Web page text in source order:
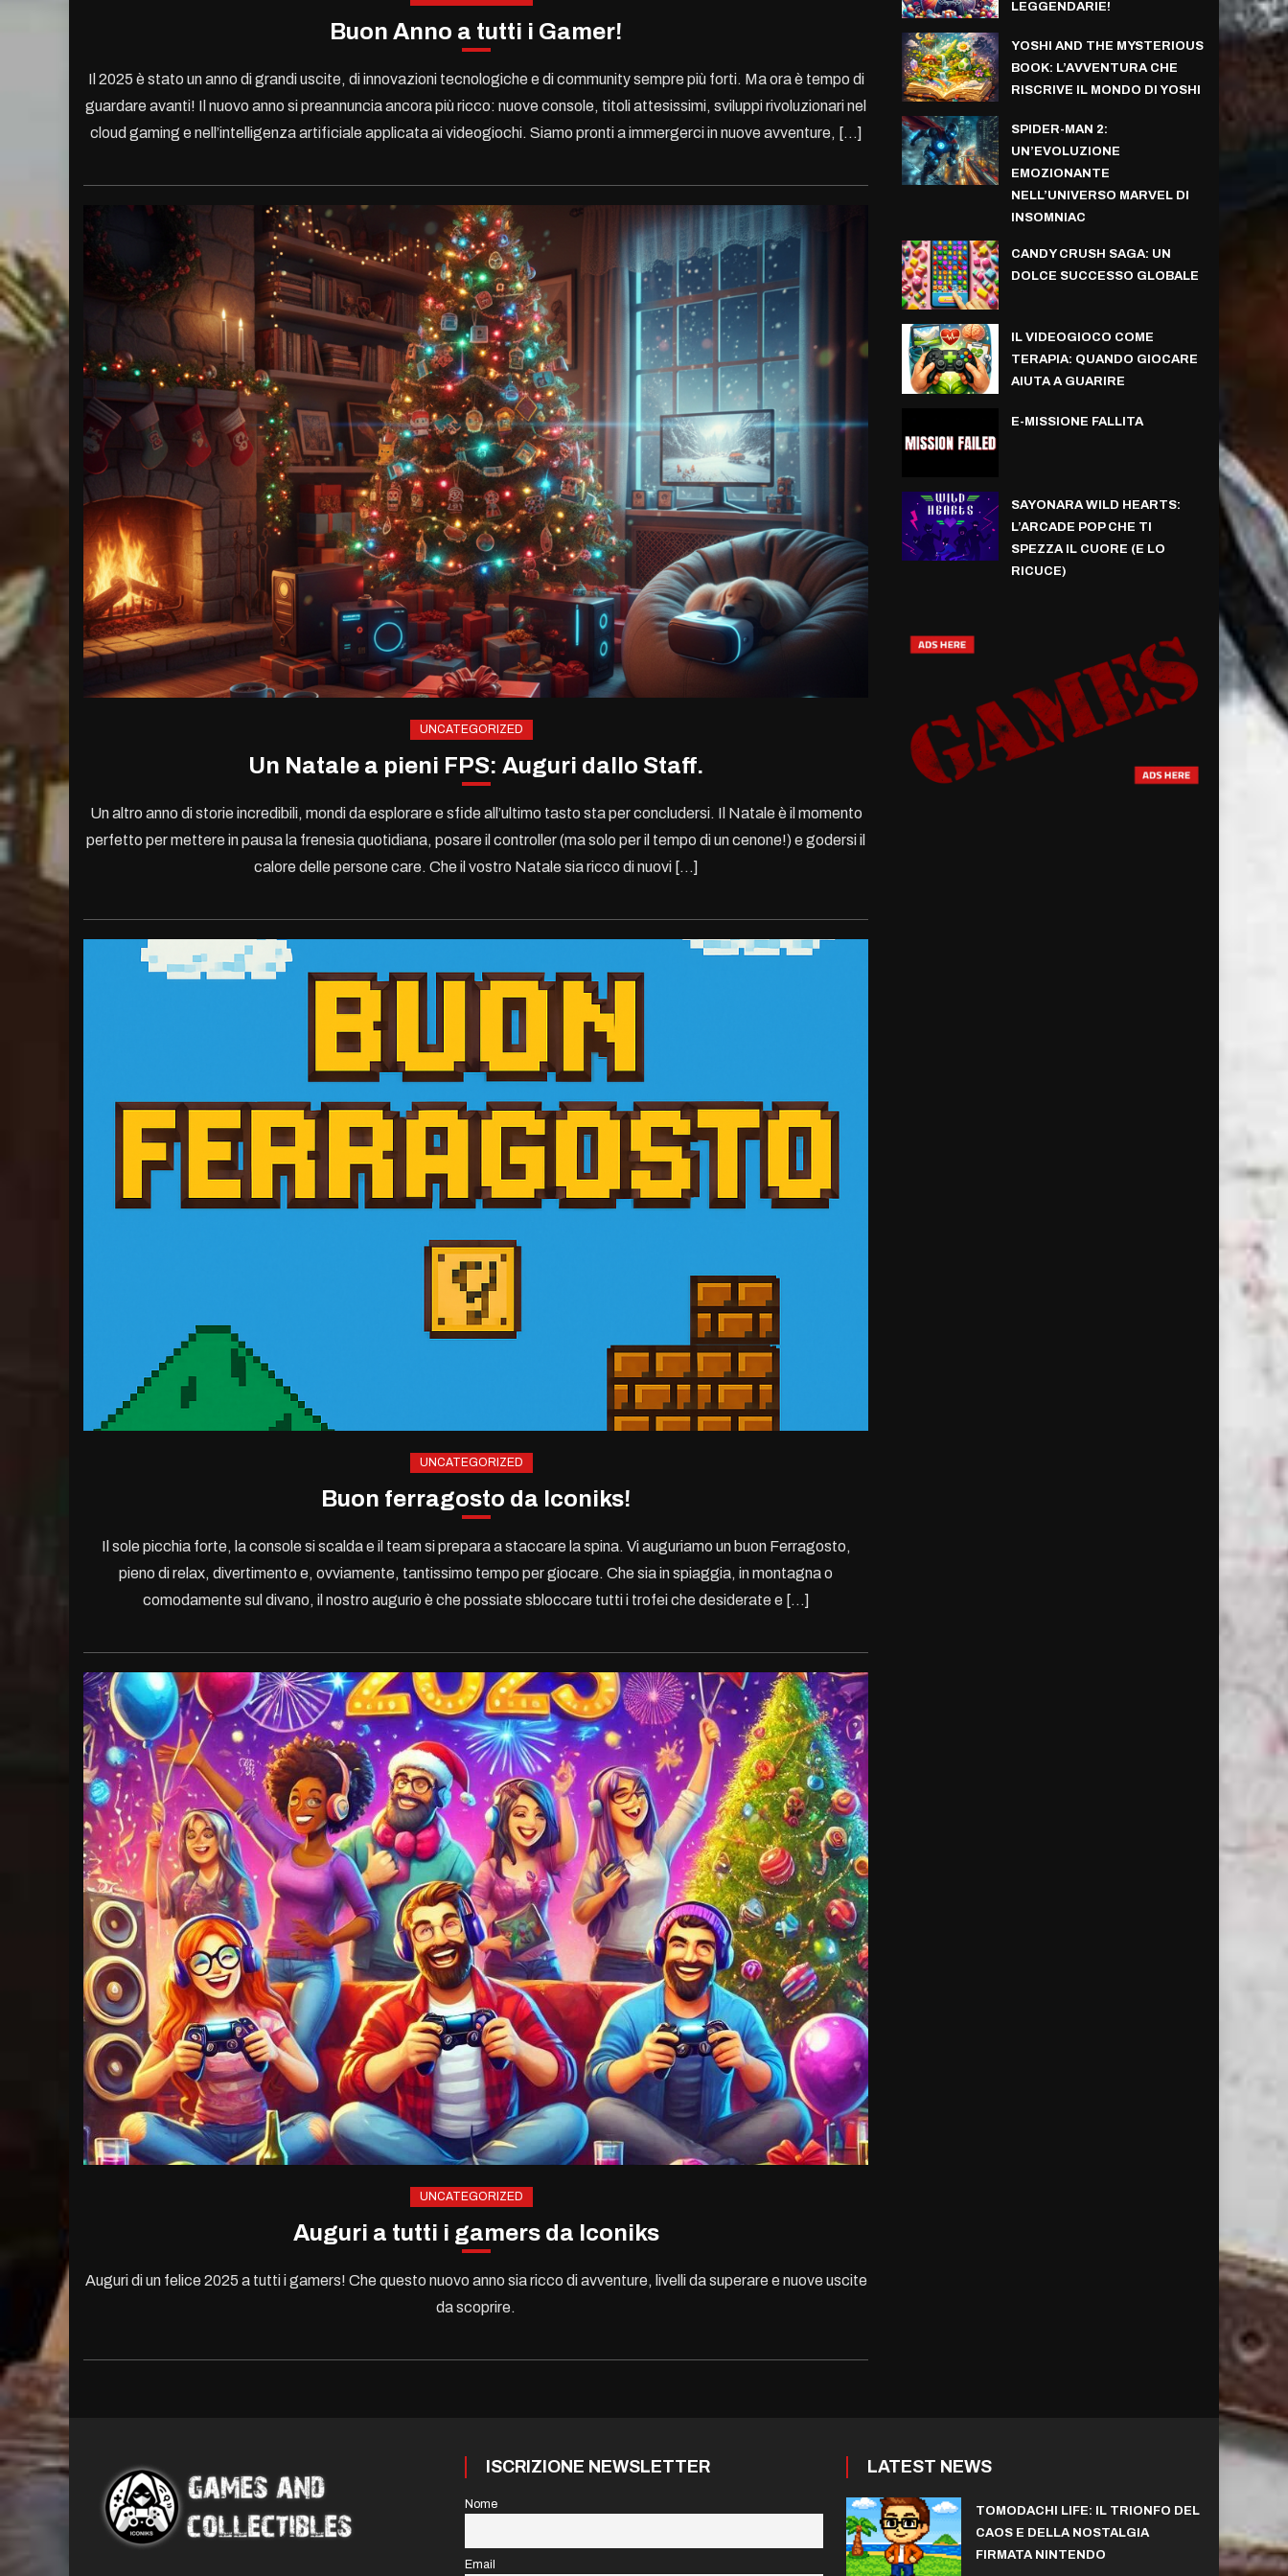
Buon Anno a tutti i Gamer!
Il 2025 è stato un anno di grandi uscite, di innovazioni tecnologiche e di community sempre più forti. Ma ora è tempo di
guardare avanti! Il nuovo anno si preannuncia ancora più ricco: nuove console, titoli attesissimi, sviluppi rivoluzionari nel
cloud gaming e nell’intelligenza artificiale applicata ai videogiochi. Siamo pronti a immergerci in nuove avventure, […]
UNCATEGORIZED
Un Natale a pieni FPS: Auguri dallo Staff.
Un altro anno di storie incredibili, mondi da esplorare e sfide all’ultimo tasto sta per concludersi. Il Natale è il momento
perfetto per mettere in pausa la frenesia quotidiana, posare il controller (ma solo per il tempo di un cenone!) e godersi il
calore delle persone care. Che il vostro Natale sia ricco di nuovi […]
UNCATEGORIZED
Buon ferragosto da Iconiks!
Il sole picchia forte, la console si scalda e il team si prepara a staccare la spina. Vi auguriamo un buon Ferragosto,
pieno di relax, divertimento e, ovviamente, tantissimo tempo per giocare. Che sia in spiaggia, in montagna o
comodamente sul divano, il nostro augurio è che possiate sbloccare tutti i trofei che desiderate e […]
UNCATEGORIZED
Auguri a tutti i gamers da Iconiks
Auguri di un felice 2025 a tutti i gamers! Che questo nuovo anno sia ricco di avventure, livelli da superare e nuove uscite
da scoprire.
LEGGENDARIE!
YOSHI AND THE MYSTERIOUS
BOOK: L’AVVENTURA CHE
RISCRIVE IL MONDO DI YOSHI
SPIDER-MAN 2:
UN’EVOLUZIONE
EMOZIONANTE
NELL’UNIVERSO MARVEL DI
INSOMNIAC
CANDY CRUSH SAGA: UN
DOLCE SUCCESSO GLOBALE
IL VIDEOGIOCO COME
TERAPIA: QUANDO GIOCARE
AIUTA A GUARIRE
E-MISSIONE FALLITA
SAYONARA WILD HEARTS:
L’ARCADE POP CHE TI
SPEZZA IL CUORE (E LO
RICUCE)
ISCRIZIONE NEWSLETTER
Nome
Email
LATEST NEWS
TOMODACHI LIFE: IL TRIONFO DEL
CAOS E DELLA NOSTALGIA
FIRMATA NINTENDO